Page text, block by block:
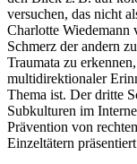
versuchen, das nicht
Charlotte Wiedemann
Schmerz der andern
Traumata zu
multidirektionaler
Thema ist. Der dritte
Subkulturen im
Prävention von
Einzeltätern